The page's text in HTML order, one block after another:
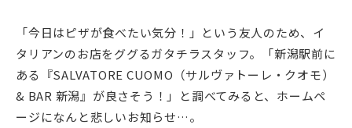
「今日はピザが食べたい気分！」という友人のため、イ
タリアンのお店をググるガタチラスタッフ。「新潟駅前に
ある『SALVATORE CUOMO（サルヴァトーレ・クオモ）
& BAR 新潟』が良さそう！」と調べてみると、ホームペ
ージになんと悲しいお知らせ…。